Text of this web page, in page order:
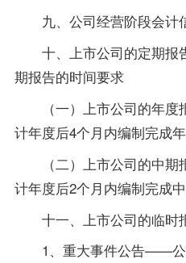
九、公司经营阶段会计
十、上市公司的定期
期报告的时间要求
（一）上市公司的年
计年度后4个月内编制完成
（二）上市公司的中
计年度后2个月内编制完成
十一、上市公司的临时
1、重大事件公告——公